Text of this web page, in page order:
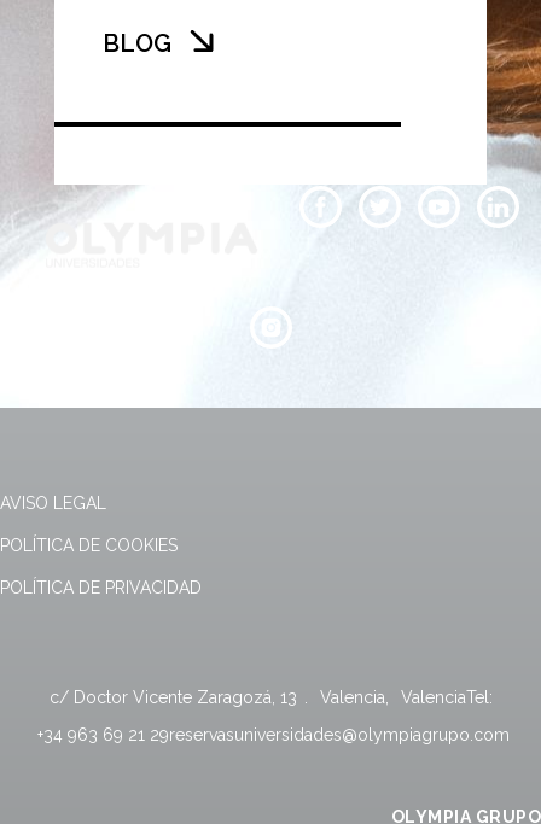
BLOG
AVISO LEGAL
POLÍTICA DE COOKIES
POLÍTICA DE PRIVACIDAD
c/ Doctor Vicente Zaragozá, 13 . Valencia, ValenciaTel:
+34 963 69 21 29reservasuniversidades@olympiagrupo.com
OLYMPIA GRUPO